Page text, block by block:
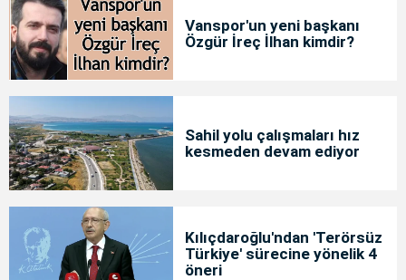
Vanspor'un yeni başkanı
Özgür İreç İlhan kimdir?
Sahil yolu çalışmaları hız
kesmeden devam ediyor
Kılıçdaroğlu'ndan 'Terörsüz
Türkiye' sürecine yönelik 4
öneri